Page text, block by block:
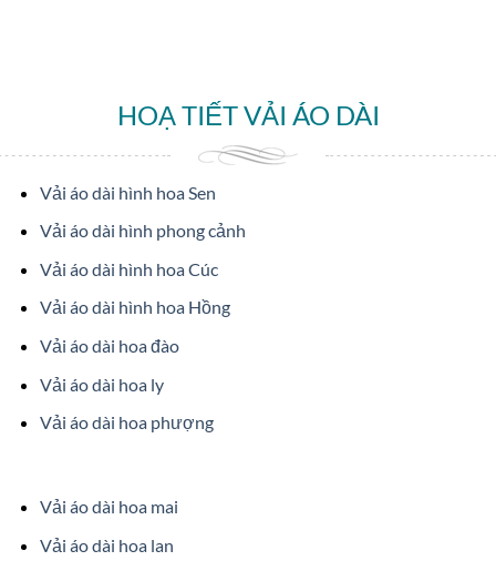
HOẠ TIẾT VẢI ÁO DÀI
Vải áo dài hình hoa Sen
Vải áo dài hình phong cảnh
Vải áo dài hình hoa Cúc
Vải áo dài hình hoa Hồng
Vải áo dài hoa đào
Vải áo dài hoa ly
Vải áo dài hoa phượng
Vải áo dài hoa mai
Vải áo dài hoa lan